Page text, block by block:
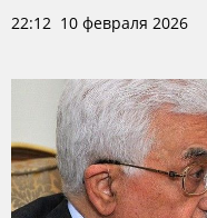
22:12 10 февраля 2026